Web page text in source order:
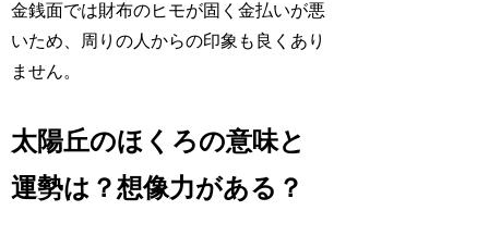
金銭面では財布のヒモが固く金払いが悪
いため、周りの人からの印象も良くあり
ません。
太陽丘のほくろの意味と
運勢は？想像力がある？